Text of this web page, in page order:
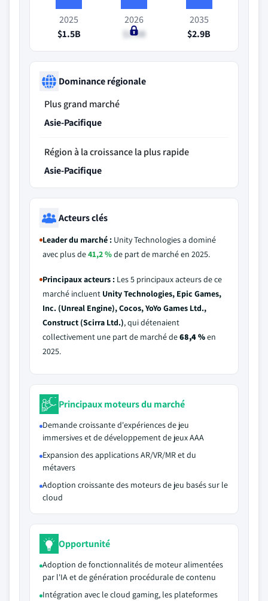
2025
$1.5B
2026
$1.6B
2035
$2.9B
Dominance régionale
Plus grand marché
Asie-Pacifique
Région à la croissance la plus rapide
Asie-Pacifique
Acteurs clés
Leader du marché : Unity Technologies a dominé
avec plus de41,2 %de part de marché en 2025.
Principaux acteurs : Les 5 principaux acteurs de ce
marché incluent Unity Technologies, Epic Games,
Inc. (Unreal Engine), Cocos, YoYo Games Ltd.,
Construct (Scirra Ltd.), qui détenaient
collectivement une part de marché de68,4 %en
2025.
Principaux moteurs du marché
Demande croissante d'expériences de jeu
immersives et de développement de jeux AAA
Expansion des applications AR/VR/MR et du
métavers
Adoption croissante des moteurs de jeu basés sur le
cloud
Opportunité
Adoption de fonctionnalités de moteur alimentées
par l'IA et de génération procédurale de contenu
Intégration avec le cloud gaming, les plateformes